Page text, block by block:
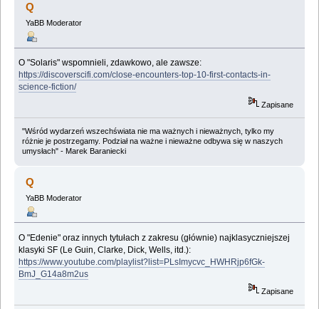
Q
YaBB Moderator
O "Solaris" wspomnieli, zdawkowo, ale zawsze:
https://discoverscifi.com/close-encounters-top-10-first-contacts-in-
science-fiction/
Zapisane
"Wśród wydarzeń wszechświata nie ma ważnych i nieważnych, tylko my
różnie je postrzegamy. Podział na ważne i nieważne odbywa się w naszych
umysłach" - Marek Baraniecki
Q
YaBB Moderator
O "Edenie" oraz innych tytułach z zakresu (głównie) najklasyczniejszej
klasyki SF (Le Guin, Clarke, Dick, Wells, itd.):
https://www.youtube.com/playlist?list=PLsImycvc_HWHRjp6fGk-
BmJ_G14a8m2us
Zapisane